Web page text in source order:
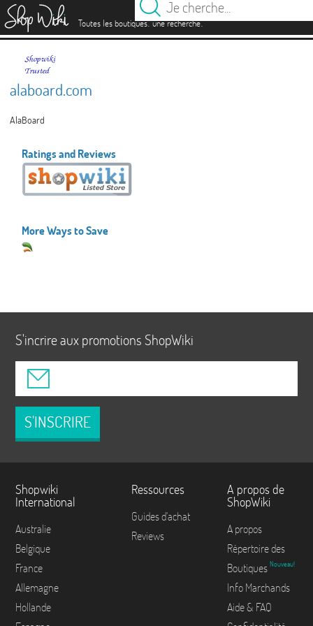
Toutes les boutiques.une recherche.
alaboard.com
AlaBoard
Ratings and Reviews
More Ways to Save
S'incrire aux promotions ShopWiki
S'INSCRIRE
Shopwiki
International
Australie
Belgique
France
Allemagne
Hollande
Ressources
Guides d'achat
Reviews
A propos de
ShopWiki
A propos
Répertoire des
Boutiques Nouveau!
Info Marchands
Aide & FAQ